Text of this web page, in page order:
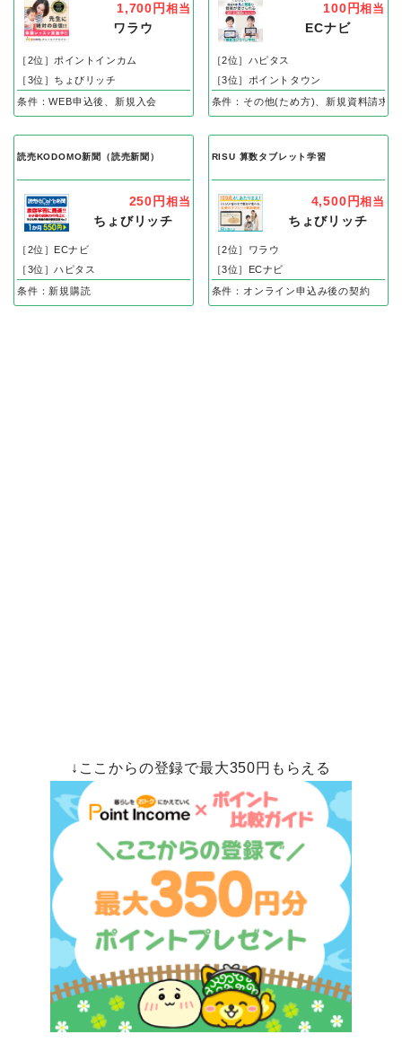
1,700円 相当
ワラウ
［2位］ポイントインカム
［3位］ちょびリッチ
条件：WEB申込後、新規入会
100円相当
ECナビ
［2位］ハピタス
［3位］ポイントタウン
条件：その他(ため方)、新規資料請求完
読売KODOMO新聞（読売新聞）
250円 相当
ちょびリッチ
［2位］ECナビ
［3位］ハピタス
条件：新規購読
RISU 算数タブレット学習
4,500円相当
ちょびリッチ
［2位］ワラウ
［3位］ECナビ
条件：オンライン申込み後の契約
↓ここからの登録で最大350円もらえる